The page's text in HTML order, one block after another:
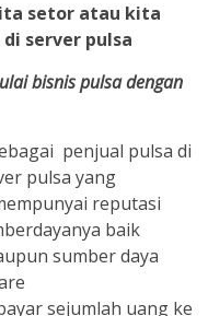
setor atau kita
server pulsa
bisnis pulsa dengan
penjual pulsa di
pulsa yang
reputasi
baik
sumber daya
sejumlah uang ke